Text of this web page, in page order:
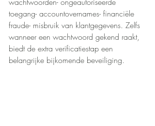
toegang- accountovernames- financiële
fraude- misbruik van klantgegevens. Zelfs
wanneer een wachtwoord gekend raakt,
biedt de extra verificatiestap een
belangrijke bijkomende beveiliging.